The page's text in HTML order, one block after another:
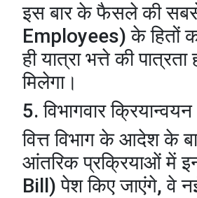
​इस बार के फैसले की सबसे
Employees) के हितों
ही यात्रा भत्ते की
मिलेगा।
​5. विभागवार क्रियान्वयन
​वित्त विभाग के आदेश के
आंतरिक प्रक्रियाओं में
Bill) पेश किए जाएंगे, वे